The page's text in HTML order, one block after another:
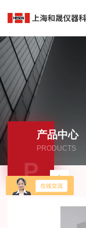
产品中心
PRODUCTS
P